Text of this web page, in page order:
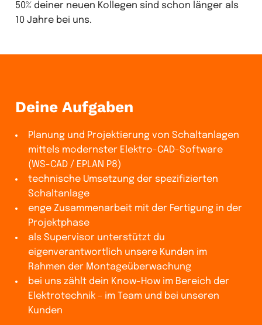
50% deiner neuen Kollegen sind schon länger als
10 Jahre bei uns.
Deine Aufgaben
Planung und Projektierung von Schaltanlagen
mittels modernster Elektro-CAD-Software
(WS-CAD / EPLAN P8)
technische Umsetzung der spezifizierten
Schaltanlage
enge Zusammenarbeit mit der Fertigung in der
Projektphase
als Supervisor unterstützt du
eigenverantwortlich unsere Kunden im
Rahmen der Montageüberwachung
bei uns zählt dein Know-How im Bereich der
Elektrotechnik – im Team und bei unseren
Kunden